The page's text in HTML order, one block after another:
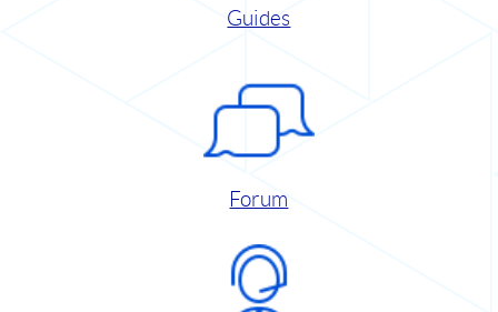
Guides
Forum